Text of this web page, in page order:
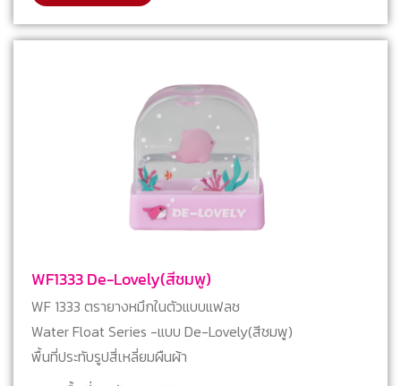
WF1333 De-Lovely(สีชมพู)
WF 1333 ตรายางหมึกในตัวแบบแฟลช
Water Float Series -แบบ De-Lovely(สีชมพู)
พื้นที่ประทับรูปสี่เหลี่ยมผืนผ้า